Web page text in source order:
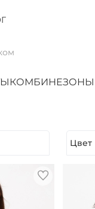
КОМБИНЕЗОНЫ
Цвет